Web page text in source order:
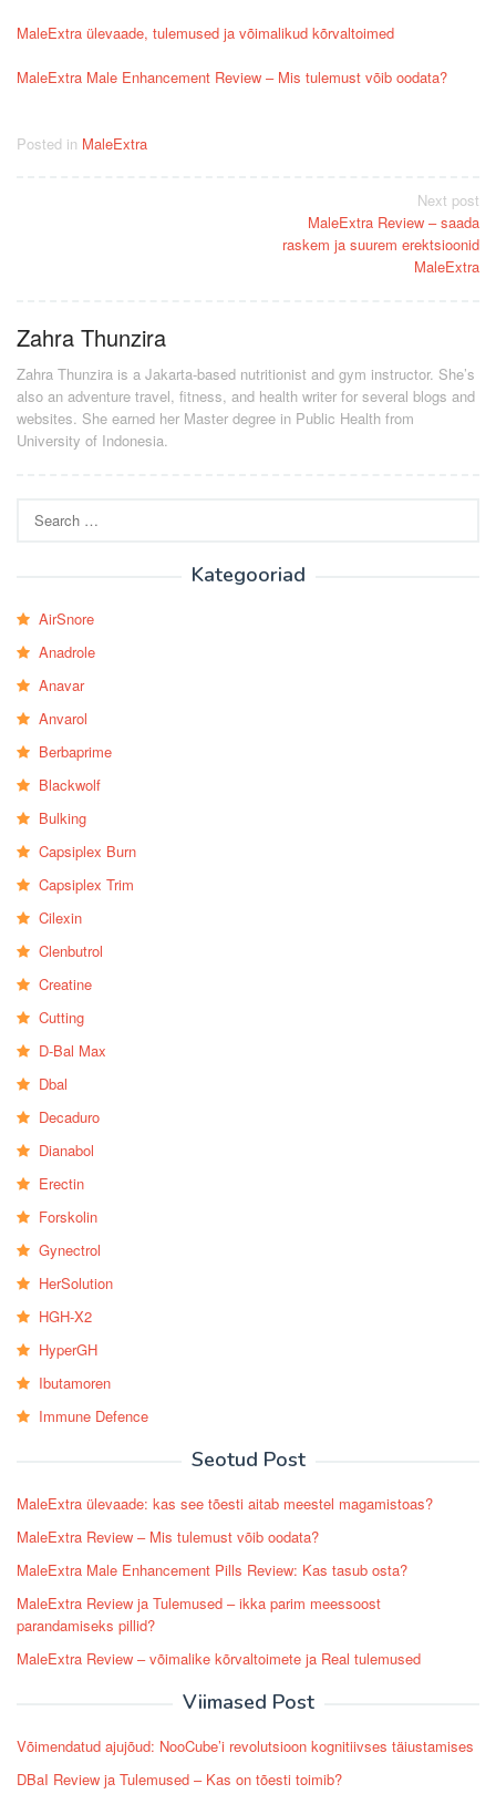
MaleExtra ülevaade, tulemused ja võimalikud kõrvaltoimed
MaleExtra Male Enhancement Review – Mis tulemust võib oodata?
Posted in MaleExtra
Next post
MaleExtra Review – saada
raskem ja suurem erektsioonid
MaleExtra
Zahra Thunzira
Zahra Thunzira is a Jakarta-based nutritionist and gym instructor. She’s
also an adventure travel, fitness, and health writer for several blogs and
websites. She earned her Master degree in Public Health from
University of Indonesia.
for:
Kategooriad
AirSnore
Anadrole
Anavar
Anvarol
Berbaprime
Blackwolf
Bulking
Capsiplex Burn
Capsiplex Trim
Cilexin
Clenbutrol
Creatine
Cutting
D-Bal Max
Dbal
Decaduro
Dianabol
Erectin
Forskolin
Gynectrol
HerSolution
HGH-X2
HyperGH
Ibutamoren
Immune Defence
Seotud Post
MaleExtra ülevaade: kas see tõesti aitab meestel magamistoas?
MaleExtra Review – Mis tulemust võib oodata?
MaleExtra Male Enhancement Pills Review: Kas tasub osta?
MaleExtra Review ja Tulemused – ikka parim meessoost
parandamiseks pillid?
MaleExtra Review – võimalike kõrvaltoimete ja Real tulemused
Viimased Post
Võimendatud ajujõud: NooCube’i revolutsioon kognitiivses täiustamises
DBaI Review ja Tulemused – Kas on tõesti toimib?